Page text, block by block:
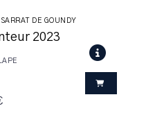
DE GOUNDY
2023